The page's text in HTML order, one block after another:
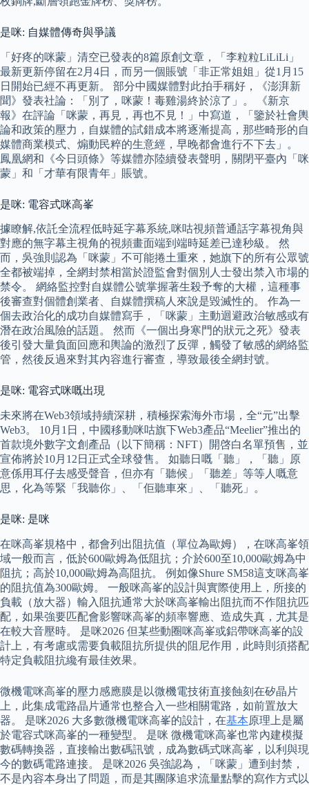
是咪: 自媒體傳奇與爭議
「好疼的咪蒙」清空已發表的8篇原創文章，「李粒粒LiLiLi」
最新更新停留在2月4日，而另一個賬號「非正常姐姐」從1月15
日開始已經不再更新。 部分中國媒體對此拍手稱好，《澎湃新
聞》發表社論：「別了，咪蒙！毒雞湯終於涼了」。 《新京
報》在評論「咪蒙，再見，再也不見！」中寫道，「鑒於社會輿
論和政策的壓力，自媒體的試錯成本將逐漸提高，那些畸形的自
媒體商業模式、煽動民粹的生意經，早晚都會進行不下去」。
鳳凰網和《今日頭條》等媒體亦陸續發表聲明，關閉平臺內「咪
蒙」和「才華有限青年」賬號。
是咪: 電容式咪高峯
據瞭解,依託全流程低時延字幕系統,咪咕視頻普通話字幕視角與
對應的無字幕主視角的視頻畫面端到端時延差已達秒級。 然
而，吳強則認為「咪蒙」不可能捲土重來，她旗下的所有公眾號
全都被端掉，全網封禁相當於證監會對個別人士發出禁入市場的
禁令。 網絡監控對自媒體公號掌握著生殺予奪的大權，這種事
後審查對個體創業者、自媒體撰稿人來說是毀滅性的。 作為一
個去政治化的成功自媒體寫手，「咪蒙」主動迴避政治敏感或有
潛在政治風險的話題。 然而《一個出身寒門的狀元之死》發表
後引發大量負面回應和輿論的激烈了反彈，觸發了敏感的網絡監
管，然後反過來對其內容進行審查，導致最後全網封號。
是咪: 電容式咪嘅出現
未來將在Web3領域持續深耕，積極探索海外市場，全“元”出擊
Web3。 10月1日，中國移動咪咕旗下Web3產品“Meelier”推出的
首款境外數字文創產品（以下簡稱：NFT）開啓白名單預售，並
宣佈將於10月12日正式全球發售。 如聽日嘅「聽」，「聽」原
意係用耳仔去感受聲音，但亦有「聽候」「聽差」等等人嘅意
思，化為等緊「我聽你」、「佢聽車來」、「聽死」。
是咪: 是咪
在咪高峯規格中，都會列出阻抗值（單位為歐姆），在咪高峯領
域一般而言，低於600歐姆為低阻抗；介於600至10,000歐姆為中
阻抗；高於10,000歐姆為高阻抗。 例如像Shure SM58這支咪高峯
的阻抗值為300歐姆。 一般咪高峯的設計與實際使用上，所接的
負載（放大器）輸入阻抗通常大於咪高峯輸出阻抗而不作阻抗匹
配，如果強要匹配會影響咪高峯的頻率響應、造成失真，尤其是
在較大音壓時。 是咪2026 但某些動圈咪高峯或鋁帶咪高峯的設
計上，有考慮或需要負載阻抗所提供的阻尼作用，此時則須搭配
特定負載阻抗纔有最佳效果。
微機電咪高峯的壓力感應膜是以微機電技術直接蝕刻在矽晶片
上，此集成電路晶片通常也整合入一些相關電路，如前置放大
器。 是咪2026 大多數微機電咪高峯的設計，在基本原理上是屬
於電容式咪高峯的一種變型。 是咪 微機電咪高峯也常內建模擬
數碼轉換器，直接輸出數碼訊號，成為數碼式咪高峯，以利與現
今的數碼電路連接。 是咪2026 吳強認為，「咪蒙」遭到封禁，
不是內容本身出了問題，而是其團隊追求流量點擊的寫作方式以